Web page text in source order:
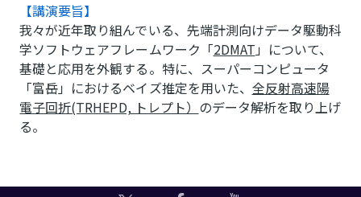
【講演要旨】
我々が近年取り組んでいる、先端計測向けデータ駆動科
学ソフトウェアフレームワーク「2DMAT」について、
基礎と応用を外観する。特に、スーパーコンピュータ
「富岳」におけるベイズ推定を用いた、 全反射高速陽
電子回折(TRHEPD, トレプト） のデータ解析を取り上げ
る。